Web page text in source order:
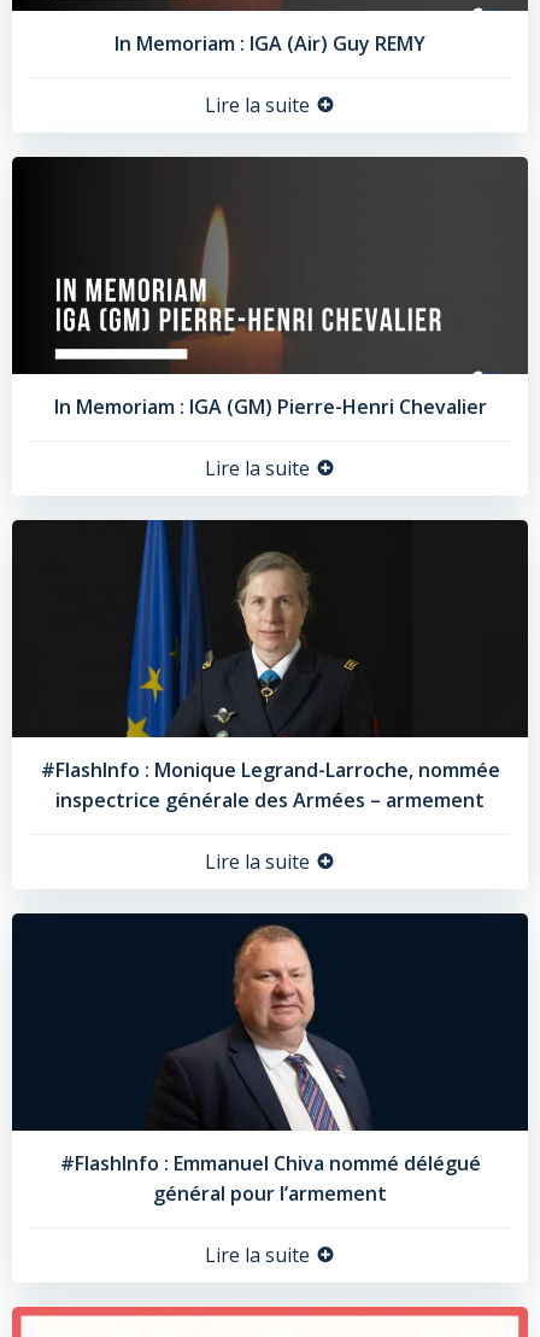
In Memoriam : IGA (Air) Guy REMY
Lire la suite
In Memoriam : IGA (GM) Pierre-Henri Chevalier
Lire la suite
#FlashInfo : Monique Legrand-Larroche, nommée
inspectrice générale des Armées – armement
Lire la suite
#FlashInfo : Emmanuel Chiva nommé délégué
général pour l’armement
Lire la suite